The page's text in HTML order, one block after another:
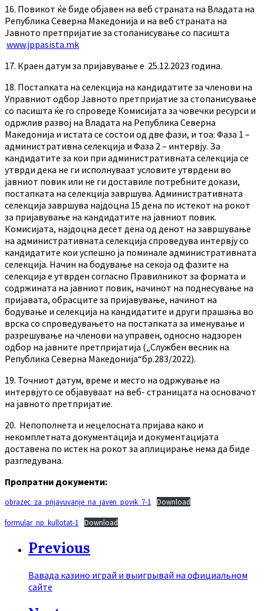
16. Повикот ќе биде објавен на веб страната на Владата на
Република Северна Македонија и на веб страната на
Јавното претпријатие за стопанисување со пасишта
www.jppasista.mk
17. Краен датум за пријавување е 25.12.2023 година.
18. Постапката на селекција на кандидатите за членови на
Управниот одбор Јавното претпријатие за стопанисување
со пасишта ќе го спроведе Комисијата за човечки ресурси и
одржлив развој на Владата на Република Северна
Македонија и истата се состои од две фази, и тоа: Фаза 1 –
административна селекција и Фаза 2 – интервју. За
кандидатите за кои при административната селекција се
утврди дека не ги исполнуваат условите утврдени во
јавниот повик или не ги доставиле потребните докази,
постапката на селекција завршува. Административната
селекција завршува најдоцна 15 дена по истекот на рокот
за пријавување на кандидатите на јавниот повик.
Комисијата, најдоцна десет дена од денот на завршување
на административната селекција спроведува интервју со
кандидатите кои успешно ја поминале административната
селекција. Начин на бодување на секоја од фазите на
селекција е утврден согласно Правилникот за формата и
содржината на јавниот повик, начинот на поднесување на
пријавата, обрасците за пријавување, начинот на
бодување и селекција на кандидатите и други прашања во
врска со спроведувањето на постапката за именување и
разрешување на членови на управен, односно надзорен
одбор на јавните претпријатија („Службен весник на
Република Северна Македонија“бр.283/2022).
19. Точниот датум, време и место на одржување на
интервјуто се објавуваат на веб- страницата на основачот
на јавното претпријатие.
20. Непополнета и нецелосната пријава како и
некомплетната документација и документацијата
доставена по истек на рокот за аплицирање нема да биде
разгледувана.
Пропратни документи:
obrazec_za_prijavuvanje_na_javen_povik_7-1 Download
formular_np_kullotat-1 Download
Previous
Вавада казино играй и выигрывай на официальном
сайте